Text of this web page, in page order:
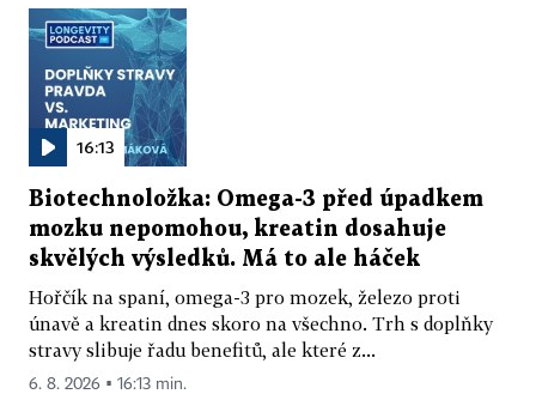
16:13
Biotechnoložka: Omega-3 před úpadkem
mozku nepomohou, kreatin dosahuje
skvělých výsledků. Má to ale háček
Hořčík na spaní, omega-3 pro mozek, železo proti
únavě a kreatin dnes skoro na všechno. Trh s doplňky
stravy slibuje řadu benefitů, ale které z...
6. 8. 2026 ▪ 16:13 min.